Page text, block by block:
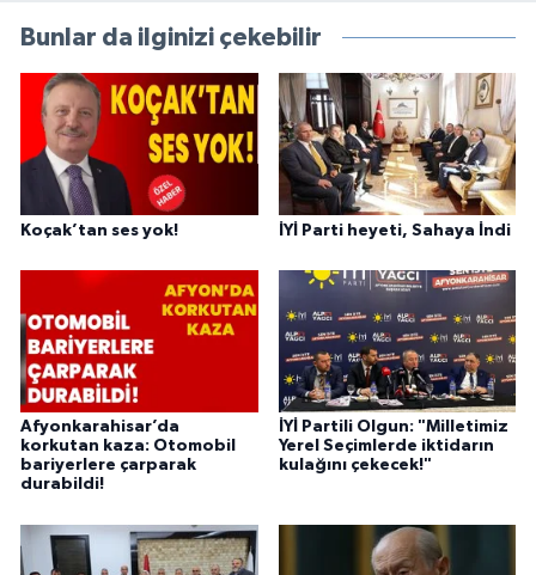
Bunlar da ilginizi çekebilir
Koçak’tan ses yok! İYİ Parti heyeti, Sahaya İndi
Afyonkarahisar’da
korkutan kaza: Otomobil
bariyerlere çarparak
durabildi!
İYİ Partili Olgun: "Milletimiz
Yerel Seçimlerde iktidarın
kulağını çekecek!"